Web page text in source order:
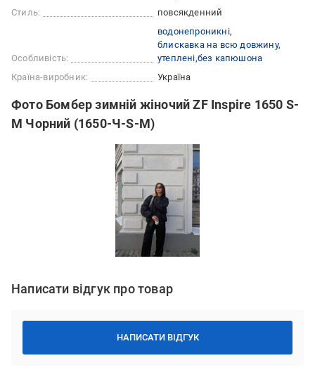
Стиль:
повсякденний
Особливість:
водонепроникні
блискавка на всю довжину
утеплені без капюшона
Країна-виробник:
Україна
Фото Бомбер зимній жіночий ZF Inspire 1650 S-
M Чорний (1650-Ч-S-M)
Написати відгук про товар
НАПИСАТИ ВІДГУК